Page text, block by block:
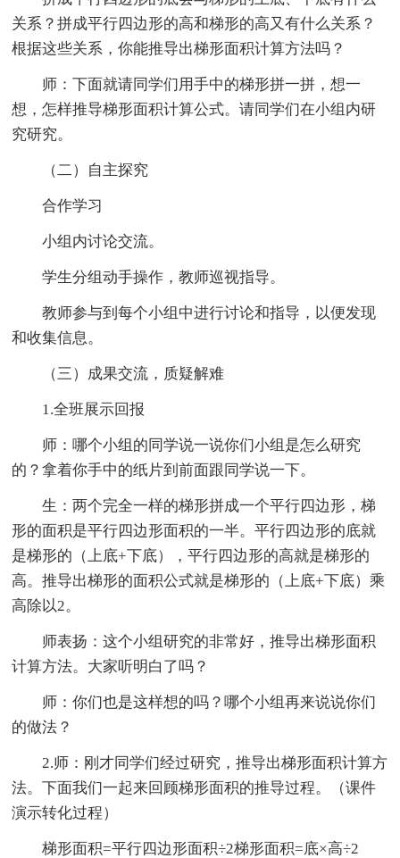
关系？拼成平行四边形的高和梯形的高又有什么关系？
根据这些关系，你能推导出梯形面积计算方法吗？
师：下面就请同学们用手中的梯形拼一拼，想一
想，怎样推导梯形面积计算公式。请同学们在小组内研
究研究。
（二）自主探究
合作学习
小组内讨论交流。
学生分组动手操作，教师巡视指导。
教师参与到每个小组中进行讨论和指导，以便发现
和收集信息。
（三）成果交流，质疑解难
1.全班展示回报
师：哪个小组的同学说一说你们小组是怎么研究
的？拿着你手中的纸片到前面跟同学说一下。
生：两个完全一样的梯形拼成一个平行四边形，梯
形的面积是平行四边形面积的一半。平行四边形的底就
是梯形的（上底+下底），平行四边形的高就是梯形的
高。推导出梯形的面积公式就是梯形的（上底+下底）乘
高除以2。
师表扬：这个小组研究的非常好，推导出梯形面积
计算方法。大家听明白了吗？
师：你们也是这样想的吗？哪个小组再来说说你们
的做法？
2.师：刚才同学们经过研究，推导出梯形面积计算方
法。下面我们一起来回顾梯形面积的推导过程。（课件
演示转化过程）
梯形面积=平行四边形面积÷2梯形面积=底×高÷2